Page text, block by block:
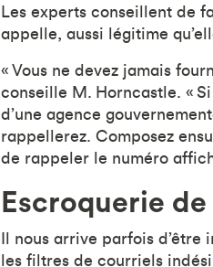
Les experts conseillent de
appelle, aussi légitime
« Vous ne devez jamais
conseille M. Horncastle. «
d’une agence
rappellerez. Composez
de rappeler le numéro
Escroquerie
Il nous arrive parfois d’être
les filtres de courriels